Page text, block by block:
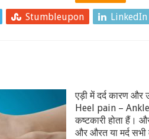
Stumbleupon LinkedIn
एड़ी में दर्द कारण
Heel pain – Ankle
कष्टकारी होता हैं।
और औरत या मर्द सभी